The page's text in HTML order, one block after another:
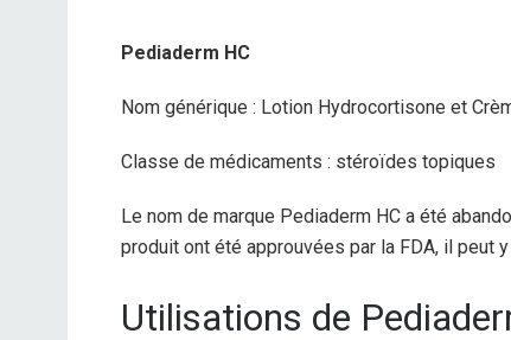
Pediaderm HC
Nom générique : Lotion Hydrocortisone et
Classe de médicaments : stéroïdes topiques
Le nom de marque Pediaderm HC a été
produit ont été approuvées par la FDA, il peut
Utilisations de